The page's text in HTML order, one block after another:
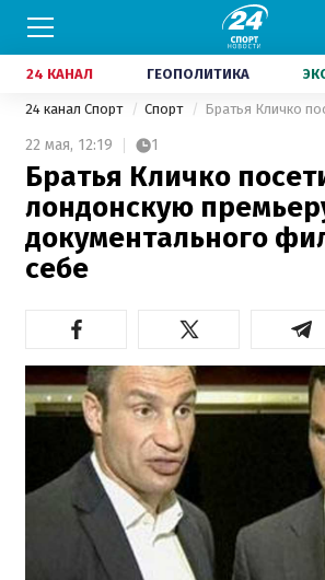
24 КАНАЛ ГЕОПОЛИТИКА
24 канал Спорт Спорт
22 мая, 12:19 1
Братья Кличко
лондонскую
документального
себе